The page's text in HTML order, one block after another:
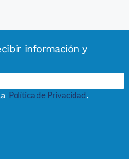
información y
Política de Privacidad.